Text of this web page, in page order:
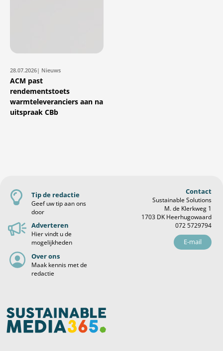
28.07.2026| Nieuws
ACM past
rendementstoets
warmteleveranciers aan na
uitspraak CBb
Tip de redactie
Geef uw tip aan ons
door
Adverteren
Hier vindt u de
mogelijkheden
Over ons
Maak kennis met de
redactie
Contact
Sustainable Solutions
M. de Klerkweg 1
1703 DK Heerhugowaard
072 5729794
E-mail